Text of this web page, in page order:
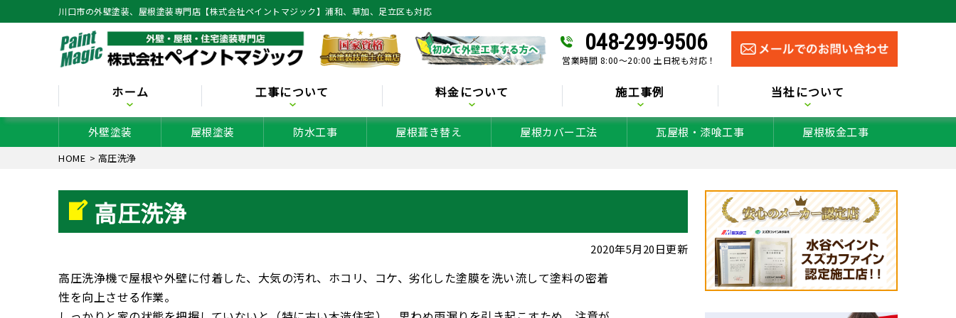
川口市の外壁塗装、屋根塗装専門店【株式会社ペイントマジック】浦和、草加、足立区も対応
048-299-9506
営業時間 8:00～20:00 土日祝も対応！
ホーム 工事について 料金について 施工事例 当社について
外壁塗装 屋根塗装 防水工事 屋根葺き替え 屋根カバー工法 瓦屋根・漆喰工事 屋根板金工事
HOME > 高圧洗浄
高圧洗浄
2020年5月20日更新
高圧洗浄機で屋根や外壁に付着した、大気の汚れ、ホコリ、コケ、劣化した塗膜を洗い流して塗料の密着
性を向上させる作業。